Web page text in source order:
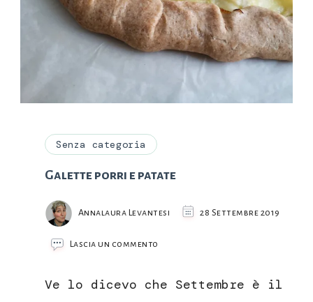
Senza categoria
Galette porri e patate
Annalaura Levantesi 28 Settembre 2019
Lascia un commento
e
Ve lo dicevo che Settembre è il